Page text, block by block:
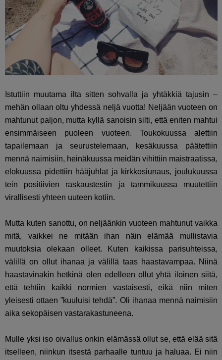
Istuttiin muutama ilta sitten sohvalla ja yhtäkkiä tajusin –
mehän ollaan oltu yhdessä neljä vuotta! Neljään vuoteen on
mahtunut paljon, mutta kyllä sanoisin silti, että eniten mahtui
ensimmäiseen puoleen vuoteen. Toukokuussa alettiin
tapailemaan ja seurustelemaan, kesäkuussa päätettiin
mennä naimisiin, heinäkuussa meidän vihittiin maistraatissa,
elokuussa pidettiin hääjuhlat ja kirkkosiunaus, joulukuussa
tein positiivien raskaustestin ja tammikuussa muutettiin
virallisesti yhteen uuteen kotiin.
Mutta kuten sanottu, on neljäänkin vuoteen mahtunut vaikka
mitä, vaikkei ne mitään ihan näin elämää mullistavia
muutoksia olekaan olleet. Kuten kaikissa parisuhteissa,
välillä on ollut ihanaa ja välillä taas haastavampaa. Niinä
haastavinakin hetkinä olen edelleen ollut yhtä iloinen siitä,
että tehtiin kaikki normien vastaisesti, eikä niin miten
yleisesti ottaen ”kuuluisi tehdä”. Oli ihanaa mennä naimisiin
aika sekopäisen vastarakastuneena.
Mulle yksi iso oivallus onkin elämässä ollut se, että elää sitä
itselleen, niinkun itsestä parhaalle tuntuu ja haluaa. Ei niin